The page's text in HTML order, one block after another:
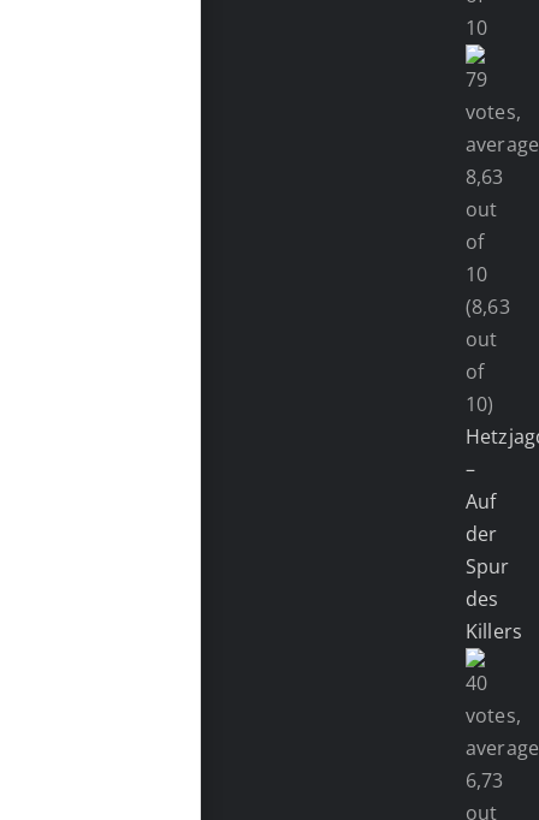
(8,63
out
of
10)
–
Auf
der
Spur
des
Killers